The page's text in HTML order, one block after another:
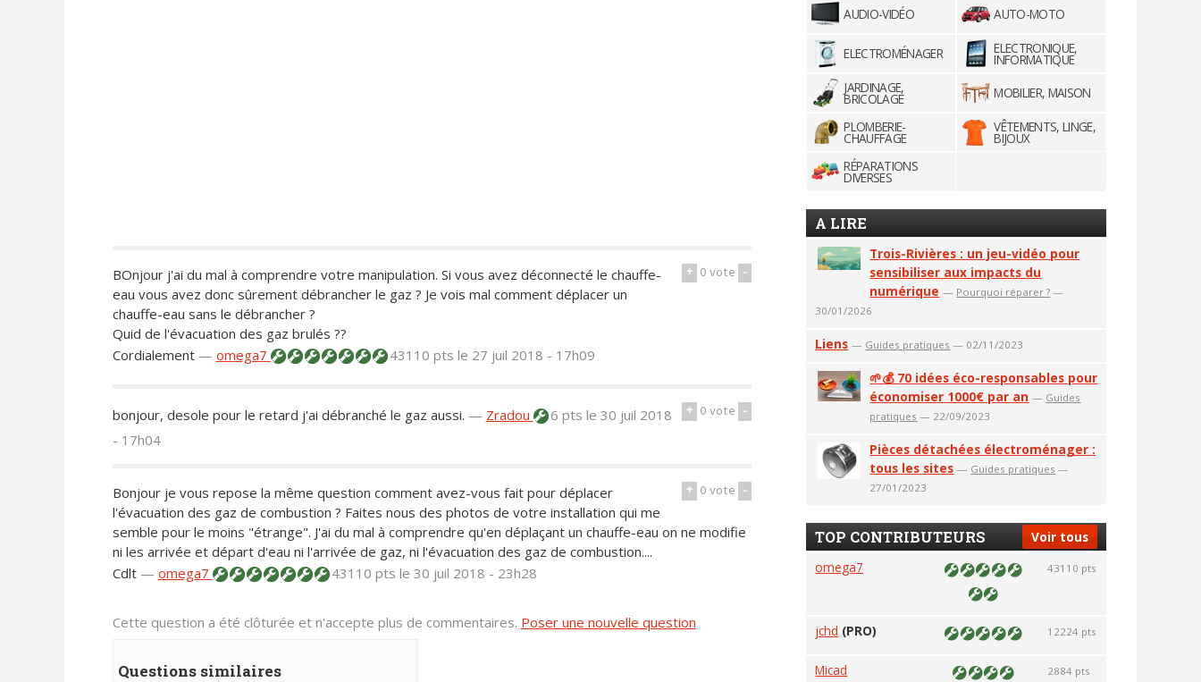
+ 0vote -
BOnjour j'ai du mal à comprendre votre manipulation. Si vous avez déconnecté le chauffe-
eau vous avez donc sûrement débrancher le gaz ? Je vois mal comment déplacer un
chauffe-eau sans le débrancher ?
Quid de l'évacuation des gaz brulés ??
Cordialement — omega7 43110 pts le 27 juil 2018 - 17h09
+ 0vote -
bonjour, desole pour le retard j'ai débranché le gaz aussi. — Zradou 6 pts le 30 juil 2018
- 17h04
+ 0vote -
Bonjour je vous repose la même question comment avez-vous fait pour déplacer
l'évacuation des gaz de combustion ? Faites nous des photos de votre installation qui me
semble pour le moins "étrange". J'ai du mal à comprendre qu'en déplaçant un chauffe-eau on ne modifie
ni les arrivée et départ d'eau ni l'arrivée de gaz, ni l'évacuation des gaz de combustion....
Cdlt — omega7 43110 pts le 30 juil 2018 - 23h28
Cette question a été clôturée et n'accepte plus de commentaires. Poser une nouvelle question
Questions similaires
AUDIO-VIDÉO AUTO-MOTO
ELECTROMÉNAGER ELECTRONIQUE,
INFORMATIQUE
JARDINAGE,
BRICOLAGE
MOBILIER, MAISON
PLOMBERIE-
CHAUFFAGE
VÊTEMENTS, LINGE,
BIJOUX
RÉPARATIONS
DIVERSES
A LIRE
Trois-Rivières : un jeu-vidéo pour
sensibiliser aux impacts du
numérique — Pourquoi réparer ? —
30/01/2026
Liens — Guides pratiques — 02/11/2023
🌱💰 70 idées éco-responsables pour
économiser 1000€ par an — Guides
pratiques — 22/09/2023
Pièces détachées électroménager :
tous les sites — Guides pratiques —
27/01/2023
Voir tous
TOP CONTRIBUTEURS
omega7 43110 pts
jchd (PRO) 12224 pts
Micad 2884 pts